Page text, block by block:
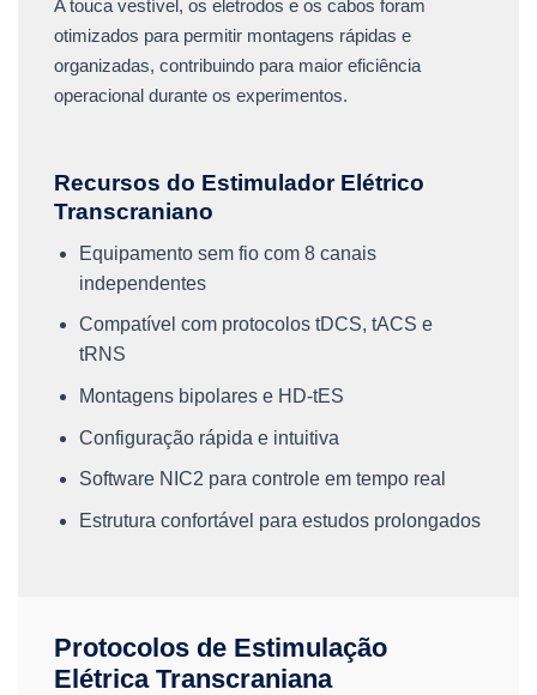
A touca vestível, os eletrodos e os cabos foram
otimizados para permitir montagens rápidas e
organizadas, contribuindo para maior eficiência
operacional durante os experimentos.
Recursos do Estimulador Elétrico
Transcraniano
Equipamento sem fio com 8 canais
independentes
Compatível com protocolos tDCS, tACS e
tRNS
Montagens bipolares e HD-tES
Configuração rápida e intuitiva
Software NIC2 para controle em tempo real
Estrutura confortável para estudos prolongados
Protocolos de Estimulação
Elétrica Transcraniana